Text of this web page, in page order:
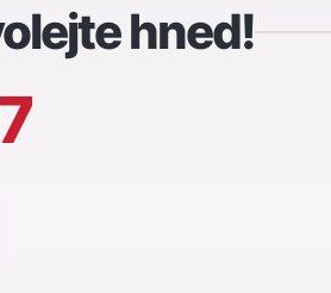
hned!